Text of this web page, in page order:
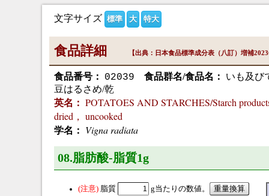
文字サイズ 標準 大 特大
食品詳細 【出典：日本食品標準成分表（八訂）増補
食品番号： 02039 食品群名/食品名：
いも及び
豆はるさめ/乾
英名： POTATOES AND STARCHES/Starch
dried， uncooked
学名： Vigna radiata
08.脂肪酸-脂質1g
脂質 g当たりの数値。